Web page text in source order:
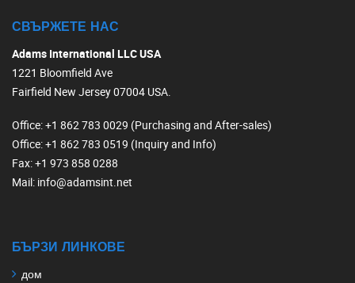
СВЪРЖЕТЕ НАС
Adams International LLC USA
1221 Bloomfield Ave
Fairfield New Jersey 07004 USA.
Office: +1 862 783 0029 (Purchasing and After-sales)
Office: +1 862 783 0519 (Inquiry and Info)
Fax: +1 973 858 0288
Mail: info@adamsint.net
БЪРЗИ ЛИНКОВЕ
дом